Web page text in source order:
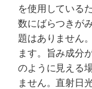
を使用している
数にばらつきが
題はありません
ます。旨み成分
のように見える
ません。直射日